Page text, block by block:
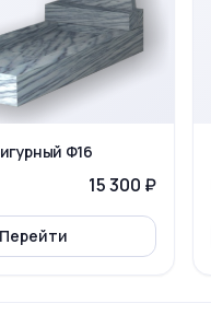
Ф16
15 300 ₽
Перейти